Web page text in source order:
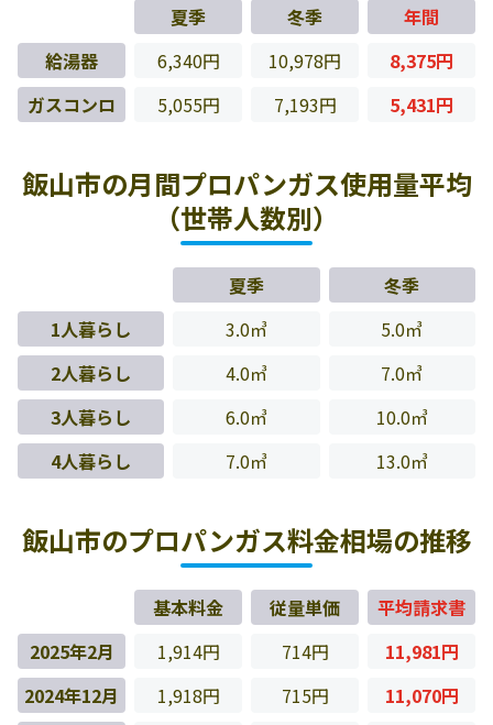
夏季 冬季
年間
給湯器
6,340円 10,978円
8,375円
ガスコンロ
5,055円 7,193円 5,431円
飯山市の月間プロパンガス使用量平均
（世帯人数別）
夏季
冬季
1人暮らし
3.0㎥
5.0㎥
2人暮らし
4.0㎥
7.0㎥
3人暮らし
6.0㎥
10.0㎥
4人暮らし
7.0㎥ 13.0㎥
飯山市のプロパンガス料金相場の推移
基本料金 従量単価
平均請求書
2025年2月
1,914円 714円
11,981円
2024年12月
1,918円 715円
11,070円